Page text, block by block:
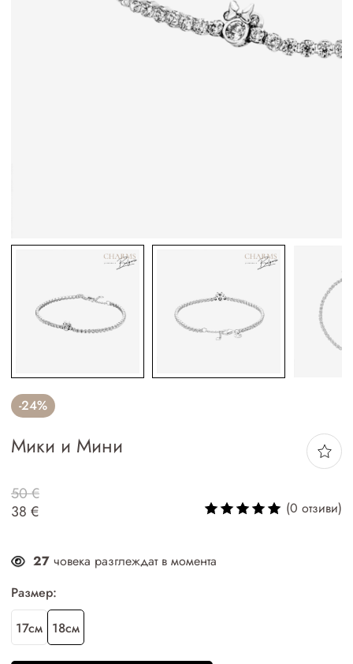
-24%
Мики и Мини
50 €
38 €
(0 отзиви)
27 човека разглеждат в момента
Размер:
17см 18см